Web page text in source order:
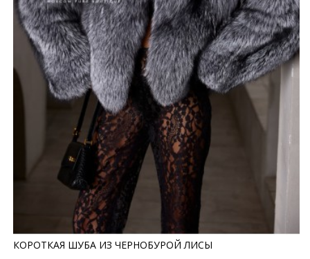
КОРОТКАЯ ШУБА ИЗ ЧЕРНОБУРОЙ ЛИСЫ